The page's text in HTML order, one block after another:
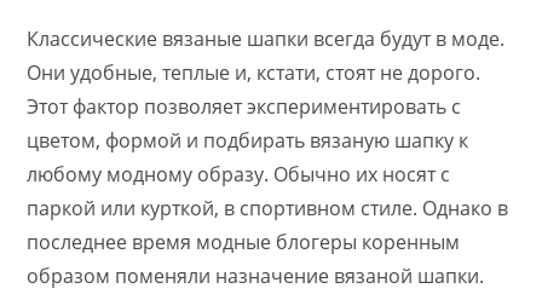
Классические вязаные шапки всегда будут в моде.
Они удобные, теплые и, кстати, стоят не дорого.
Этот фактор позволяет экспериментировать с
цветом, формой и подбирать вязаную шапку к
любому модному образу. Обычно их носят с
паркой или курткой, в спортивном стиле. Однако в
последнее время модные блогеры коренным
образом поменяли назначение вязаной шапки.